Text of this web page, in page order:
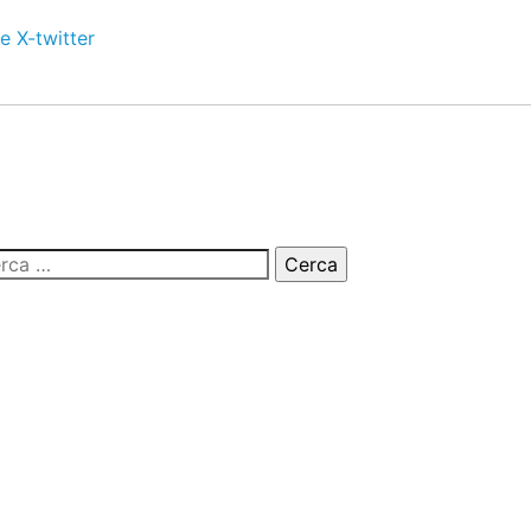
X-twitter